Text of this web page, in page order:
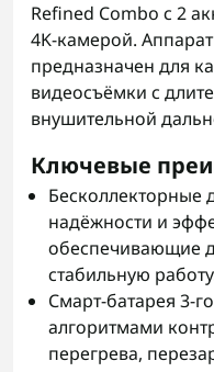
Refined Combo с 2
4K‑камерой.
предназначен для
видеосъёмки с
внушительной
Ключевые
Бесколлекторные
надёжности и
обеспечивающие
стабильную
Смарт‑батарея 3-
алгоритмами
перегрева,